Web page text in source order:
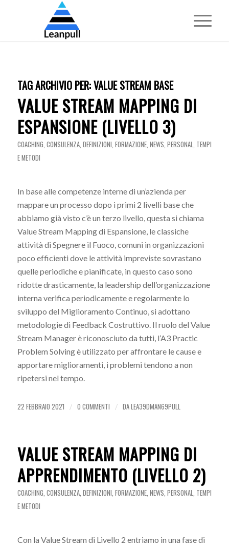
TAG ARCHIVIO PER:VALUE STREAM BASE
VALUE STREAM MAPPING DI
ESPANSIONE (LIVELLO 3)
COACHING, CONSULENZA, DEFINIZIONI, FORMAZIONE, NEWS, PERSONAL, TEMPI
E METODI
In base alle competenze interne di un’azienda per
mappare un processo dopo i primi 2 livelli base che
abbiamo già visto c’è un terzo livello, questa si chiama
Value Stream Mapping di Espansione, le classiche
attività di Spegnere il Fuoco, comuni in organizzazioni
poco efficienti dove le attività impreviste sovrastano
quelle periodiche e pianificate, in questo caso sono
ridotte drasticamente, la leadership dell’organizzazione
interna verifica periodicamente e regolarmente lo
sviluppo del Miglioramento Continuo, si adottano
metodologie di Feedback Costruttivo. Il ruolo del Value
Stream Manager è riconosciuto da tutti, l’A3 Practic
Problem Solving è utilizzato per affrontare le cause e
apportare miglioramenti, i problemi tendono a non
ripetersi nel tempo.
22 FEBBRAIO 2021 / 0 COMMENTI / DALEA39DMAN69PULL
VALUE STREAM MAPPING DI
APPRENDIMENTO (LIVELLO 2)
COACHING, CONSULENZA, DEFINIZIONI, FORMAZIONE, NEWS, PERSONAL, TEMPI
E METODI
Con la Value Stream di Livello 2 entriamo in una fase di